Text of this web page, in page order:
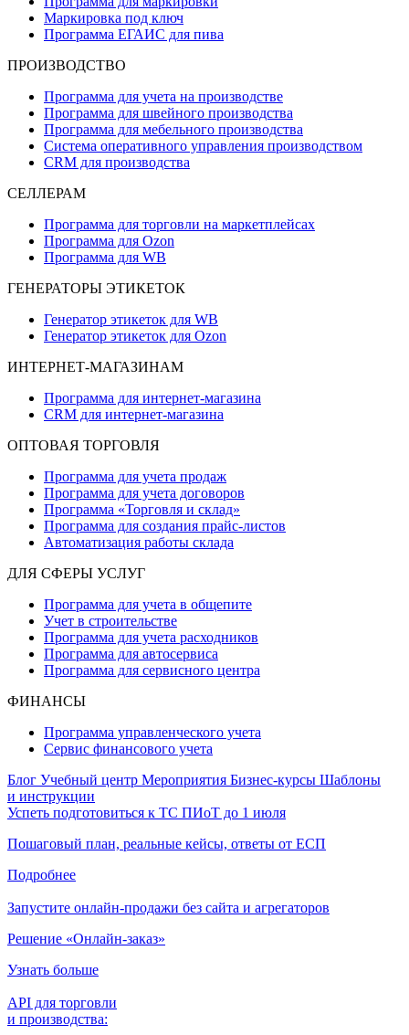
Маркировка под ключ
Программа ЕГАИС для пива
ПРОИЗВОДСТВО
Программа для учета на производстве
Программа для швейного производства
Программа для мебельного производства
Система оперативного управления производством
CRM для производства
СЕЛЛЕРАМ
Программа для торговли на маркетплейсах
Программа для Ozon
Программа для WB
ГЕНЕРАТОРЫ ЭТИКЕТОК
Генератор этикеток для WB
Генератор этикеток для Ozon
ИНТЕРНЕТ-МАГАЗИНАМ
Программа для интернет-магазина
CRM для интернет-магазина
ОПТОВАЯ ТОРГОВЛЯ
Программа для учета продаж
Программа для учета договоров
Программа «Торговля и склад»
Программа для создания прайс‑листов
Автоматизация работы склада
ДЛЯ СФЕРЫ УСЛУГ
Программа для учета в общепите
Учет в строительстве
Программа для учета расходников
Программа для автосервиса
Программа для сервисного центра
ФИНАНСЫ
Программа управленческого учета
Сервис финансового учета
Блог Учебный центр Мероприятия Бизнес-курсы Шаблоны
и инструкции
Успеть подготовиться к ТС ПИоТ до 1 июля
Пошаговый план, реальные кейсы, ответы от ЕСП
Подробнее
Запустите онлайн-продажи без сайта и агрегаторов
Решение «Онлайн-заказ»
Узнать больше
API для торговли
и производства: